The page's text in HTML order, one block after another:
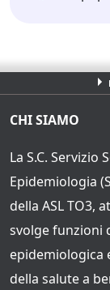
CHI SIAMO
La S.C. Servizio
Epidemiologia
della ASL TO3,
svolge funzioni
epidemiologica
della salute a